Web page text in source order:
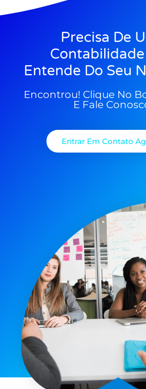
Precisa De
Entende Do Seu
Encontrou! Clique No
E Fale
Entrar Em Contato